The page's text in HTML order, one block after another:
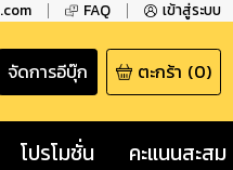
FAQ เข้าสู่ระบบ
จัดการอีบุ๊ก ตะกร้า (0)
โปรโมชั่น คะแนนสะสม